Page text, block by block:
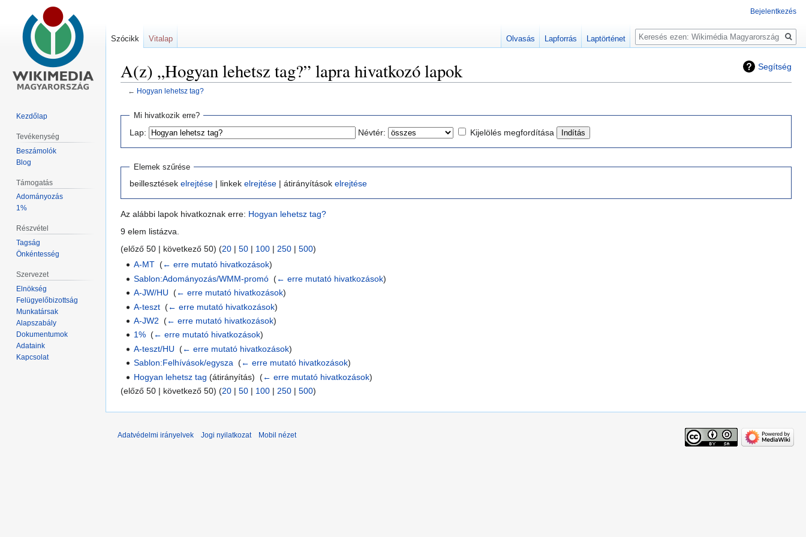
Segítség
A(z) „Hogyan lehetsz tag?” lapra hivatkozó lapok
← Hogyan lehetsz tag?
Ugrás
navigációhoz
Ugrás
kereséshez
Mi hivatkozik erre?
Lap: Névtér: Kijelölés megfordítása
Elemek szűrése
beillesztések elrejtése | linkek elrejtése | átirányítások elrejtése
Az alábbi lapok hivatkoznak erre: Hogyan lehetsz tag?
9 elem listázva.
(előző 50 | következő 50) (20 | 50 | 100 | 250 | 500)
A-MT ‎(← erre mutató hivatkozások)
Sablon:Adományozás/WMM-promó ‎(← erre mutató hivatkozások)
A-JW/HU ‎(← erre mutató hivatkozások)
A-teszt ‎(← erre mutató hivatkozások)
A-JW2 ‎(← erre mutató hivatkozások)
1% ‎(← erre mutató hivatkozások)
A-teszt/HU ‎(← erre mutató hivatkozások)
Sablon:Felhívások/egysza ‎(← erre mutató hivatkozások)
Hogyan lehetsz tag (átirányítás) ‎(← erre mutató hivatkozások)
(előző 50 | következő 50) (20 | 50 | 100 | 250 | 500)
Bejelentkezés
Szócikk Vitalap Olvasás Lapforrás Laptörténet
Keresés
Kezdőlap
Tevékenység
Beszámolók
Blog
Támogatás
Adományozás
1%
Részvétel
Tagság
Önkéntesség
Szervezet
Elnökség
Felügyelőbizottság
Munkatársak
Alapszabály
Dokumentumok
Adataink
Kapcsolat
Adatvédelmi irányelvek Jogi nyilatkozat Mobil nézet